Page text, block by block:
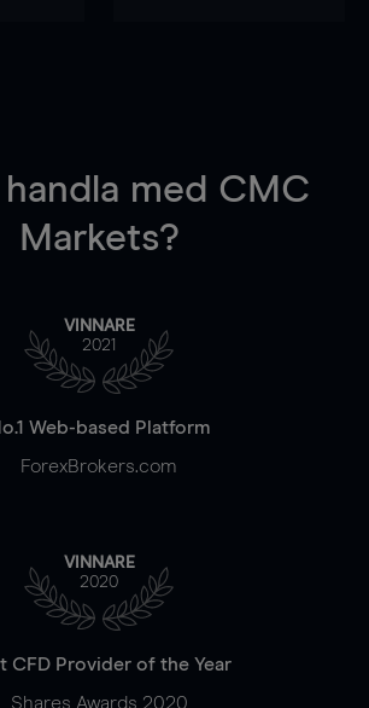
med CMC
Markets?
VINNARE
2021
Web-based Platform
ForexBrokers.com
VINNARE
2020
CFD Provider of the Year
Shares Awards 2020